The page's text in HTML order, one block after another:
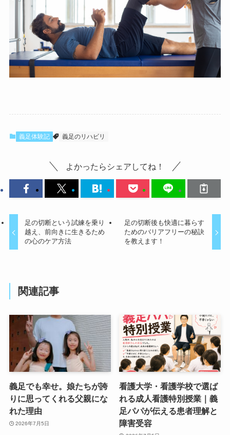
義足体験記 義足のリハビリ
よかったらシェアしてね！
足の切断という試練を乗り
越え、前向きに生きるため
の心のケア方法
足の切断後も快適に暮らす
ためのバリアフリーの秘訣
を教えます！
関連記事
義足でも幸せ。娘たちが誇
りに思ってくれる父親にな
れた理由
2026年7月5日
看護大学・看護学校で選ば
れる成人看護特別授業｜義
足パパが伝える患者理解と
障害受容